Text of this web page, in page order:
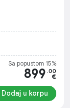
Sa popustom 15%
899 .00
€
Dodaj u korpu